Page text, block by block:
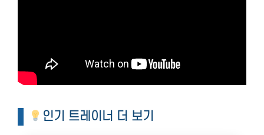
인기 트레이너 더 보기